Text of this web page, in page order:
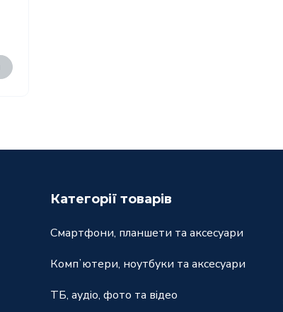
Категорії товарів
Смартфони, планшети та аксесуари
Компʼютери, ноутбуки та аксесуари
ТБ, аудіо, фото та відео